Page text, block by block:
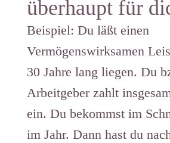
überhaupt für
Beispiel: Du läßt einen
Vermögenswirksamen
30 Jahre lang liegen. Du
Arbeitgeber zahlt
ein. Du bekommst im
im Jahr. Dann hast du